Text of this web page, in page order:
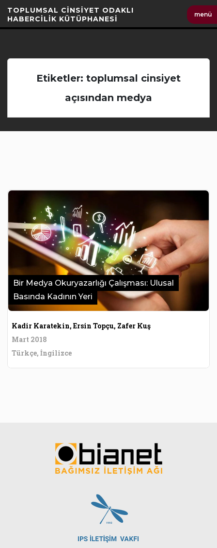
Geç
TOPLUMSAL CİNSİYET ODAKLI
HABERCİLİK KÜTÜPHANESİ
menü
Etiketler: toplumsal cinsiyet
açısından medya
Bir Medya Okuryazarlığı Çalışması: Ulusal
Basında Kadının Yeri
Kadir Karatekin, Ersin Topçu, Zafer Kuş
Mart 2018
Türkçe, İngilizce